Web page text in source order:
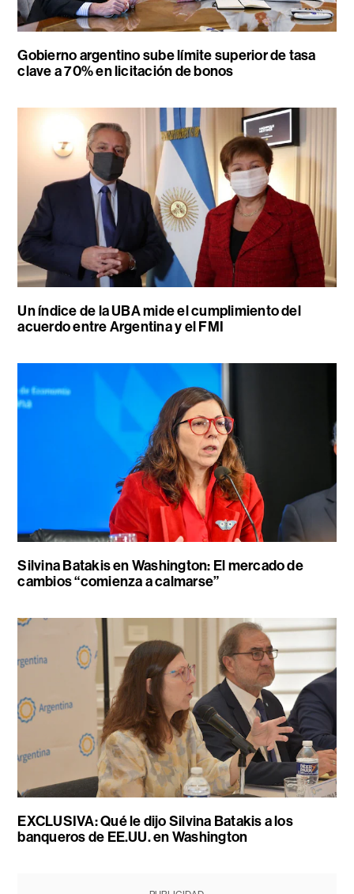
Gobierno argentino sube límite superior de tasa
clave a 70% en licitación de bonos
Un índice de la UBA mide el cumplimiento del
acuerdo entre Argentina y el FMI
Silvina Batakis en Washington: El mercado de
cambios “comienza a calmarse”
EXCLUSIVA: Qué le dijo Silvina Batakis a los
banqueros de EE.UU. en Washington